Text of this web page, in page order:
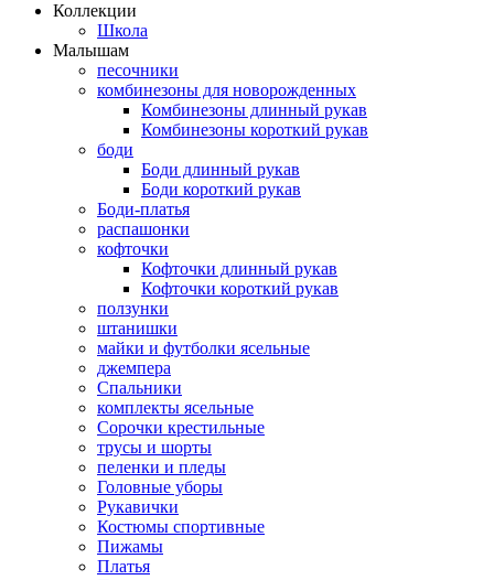
Коллекции
Школа
Малышам
песочники
комбинезоны для новорожденных
Комбинезоны длинный рукав
Комбинезоны короткий рукав
боди
Боди длинный рукав
Боди короткий рукав
Боди-платья
распашонки
кофточки
Кофточки длинный рукав
Кофточки короткий рукав
ползунки
штанишки
майки и футболки ясельные
джемпера
Спальники
комплекты ясельные
Сорочки крестильные
трусы и шорты
пеленки и пледы
Головные уборы
Рукавички
Костюмы спортивные
Пижамы
Платья